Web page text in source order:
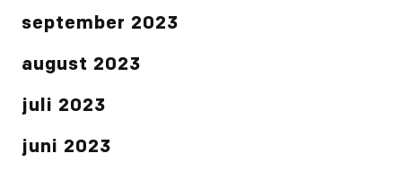
september 2023
august 2023
juli 2023
juni 2023